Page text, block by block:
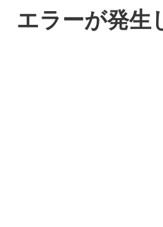
エラーが発生